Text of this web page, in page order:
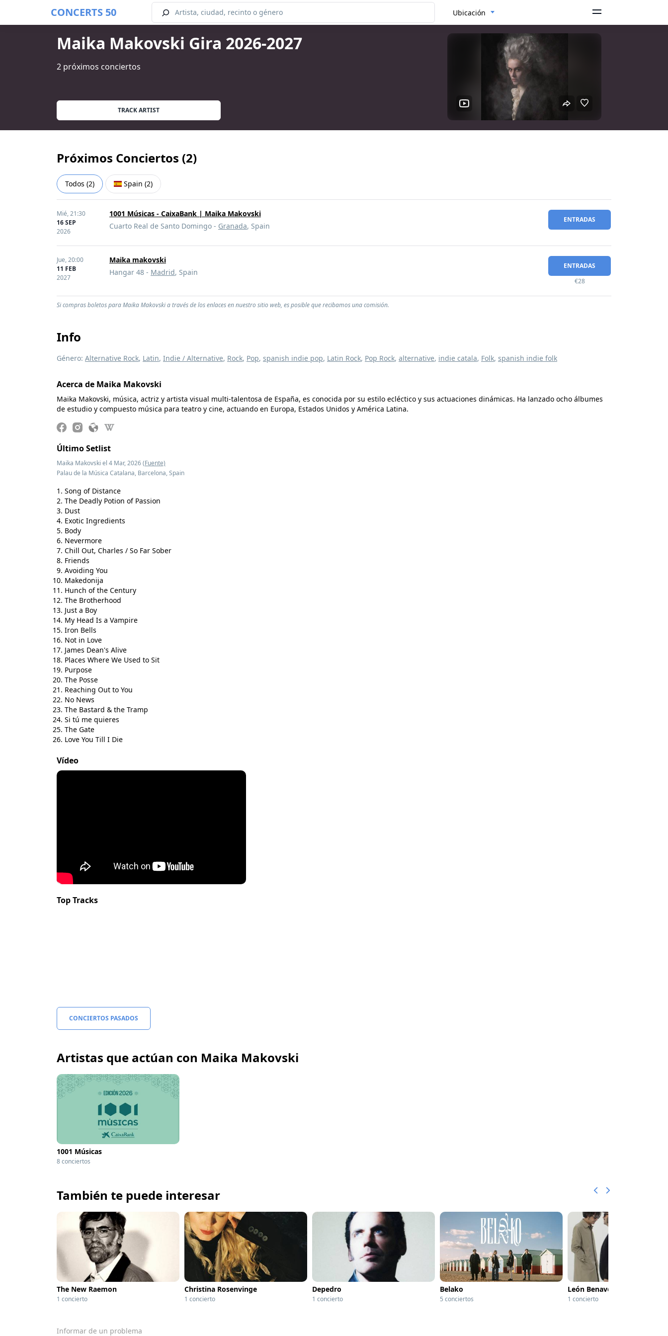
CONCERTS 50 Ubicación
Maika Makovski Gira 2026-2027
2 próximos conciertos
TRACK ARTIST
Próximos Conciertos (2)
Todos (2) Spain (2)
Mié,21:30
16 SEP
2026
1001 Músicas - CaixaBank | Maika Makovski
Cuarto Real de Santo Domingo - Granada, Spain
ENTRADAS
Jue,20:00
11 FEB
2027
Maika makovski
Hangar 48 - Madrid, Spain
ENTRADAS
€28
Si compras boletos para Maika Makovski a través de los enlaces en nuestro sitio web, es posible que recibamos una comisión.
Info
Género: Alternative Rock, Latin, Indie / Alternative, Rock, Pop, spanish indie pop, Latin Rock, Pop Rock, alternative, indie catala, Folk, spanish indie folk
Acerca de Maika Makovski
Maika Makovski, música, actriz y artista visual multi-talentosa de España, es conocida por su estilo ecléctico y sus actuaciones dinámicas. Ha lanzado ocho álbumes
de estudio y compuesto música para teatro y cine, actuando en Europa, Estados Unidos y América Latina.
Último Setlist
Maika Makovski el 4 Mar, 2026(Fuente)
Palau de la Música Catalana, Barcelona, Spain
Song of Distance
The Deadly Potion of Passion
Dust
Exotic Ingredients
Body
Nevermore
Chill Out, Charles / So Far Sober
Friends
Avoiding You
Makedonija
Hunch of the Century
The Brotherhood
Just a Boy
My Head Is a Vampire
Iron Bells
Not in Love
James Dean's Alive
Places Where We Used to Sit
Purpose
The Posse
Reaching Out to You
No News
The Bastard & the Tramp
Si tú me quieres
The Gate
Love You Till I Die
Vídeo
Top Tracks
CONCIERTOS PASADOS
Artistas que actúan con Maika Makovski
1001 Músicas
8 conciertos
También te puede interesar
The New Raemon
1 concierto
Christina Rosenvinge
1 concierto
Depedro
1 concierto
Belako
5 conciertos
León Benavente
1 concierto
Informar de un problema